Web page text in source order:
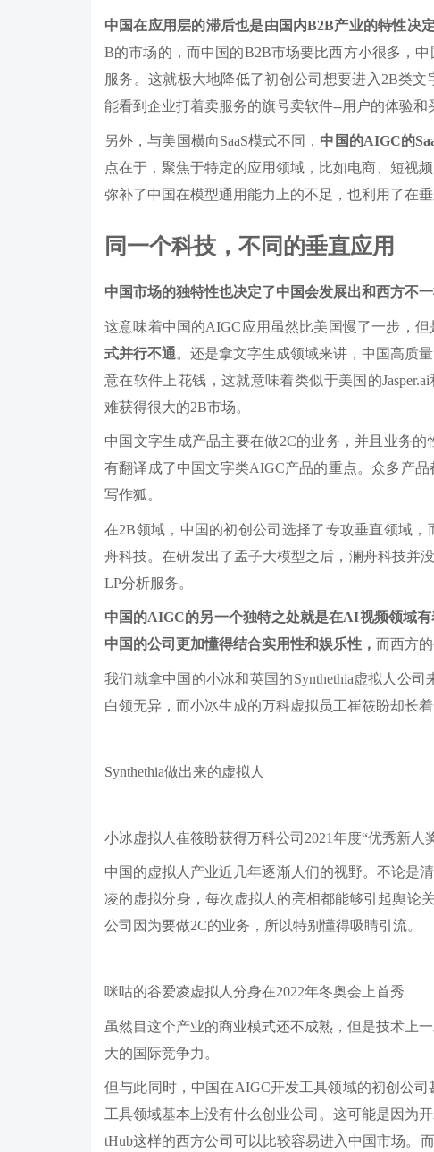
中国在应用层的滞后也是由国内B2B产业的特性决定
B的市场的，而中国的B2B市场要比西方小很多，
服务。这就极大地降低了初创公司想要进入2B类
能看到企业打着卖服务的旗号卖软件--用户的体验
另外，与美国横向SaaS模式不同， 中国的AIGC的
点在于，聚焦于特定的应用领域，比如电商、短视
弥补了中国在模型通用能力上的不足，也利用了在
同一个科技，不同的垂直应用
中国市场的独特性也决定了中国会发展出和西方不
这意味着中国的AIGC应用虽然比美国慢了一步，但
式并行不通。还是拿文字生成领域来讲，中国高质
意在软件上花钱，这就意味着类似于美国的
难获得很大的2B市场。
中国文字生成产品主要在做2C的业务，并且业务
有翻译成了中国文字类AIGC产品的重点。众多产
写作狐。
在2B领域，中国的初创公司选择了专攻垂直领域
舟科技。在研发出了孟子大模型之后，澜舟科技并
LP分析服务。
中国的AIGC的另一个独特之处就是在AI视频领域有
中国的公司更加懂得结合实用性和娱乐性， 而西方
我们就拿中国的小冰和英国的Synthethia虚拟人公
白领无异，而小冰生成的万科虚拟员工崔筱盼却长着
Synthethia做出来的虚拟人
小冰虚拟人崔筱盼获得万科公司2021年度“优秀新人
中国的虚拟人产业近几年逐渐人们的视野。不论是
凌的虚拟分身，每次虚拟人的亮相都能够引起舆论
公司因为要做2C的业务，所以特别懂得吸睛引流。
咪咕的谷爱凌虚拟人分身在2022年冬奥会上首秀
虽然目这个产业的商业模式还不成熟，但是技术上
大的国际竞争力。
但与此同时，中国在AIGC开发工具领域的初创公
工具领域基本上没有什么创业公司。这可能是因为
tHub这样的西方公司可以比较容易进入中国市场。